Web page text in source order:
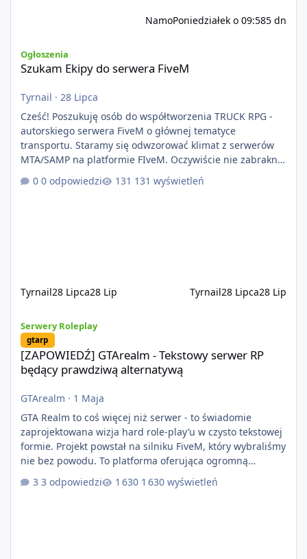
NamoPoniedziałek o 09:585 dn
Ogłoszenia
Szukam Ekipy do serwera FiveM
Tyrnail · 28 Lipca
Cześć! Poszukuję osób do współtworzenia TRUCK RPG -
autorskiego serwera FiveM o głównej tematyce
transportu. Staramy się odwzorować klimat z serwerów
MTA/SAMP na platformie FIveM. Oczywiście nie zabraknie
kontentu dla graczy którzy chcą robić coś innego niż
jeździć ciężarówką. Projekt tworzony jest od podstaw z
0 odpowiedzi 131 wyświetleń
Tyrnail28 Lipca28 Lip Tyrnail28 Lipca28 Lip
Serwery Roleplay
gtarp
[ZAPOWIEDŹ] GTArealm - Tekstowy serwer RP
będący prawdziwą alternatywą
GTArealm · 1 Maja
GTA Realm to coś więcej niż serwer - to świadomie
zaprojektowana wizja hard role-play’u w czysto tekstowej
formie. Projekt powstał na silniku FiveM, który wybraliśmy
nie bez powodu. To platforma oferująca ogromną
elastyczność i znacznie szybszy rozwój systemów niż w
przypadku innych rozwiązań. Usprawniona
3 odpowiedzi 1 630 wyświetleń